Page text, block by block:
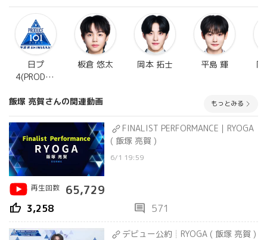
日プ
4(PRODUC
JAPAN 新
世界)
板倉 悠太 岡本 拓士 平島 輝 岡
飯塚 亮賀さんの関連動画 もっとみる
FINALIST PERFORMANCE｜RYOGA
( 飯塚 亮賀 )
6/1 19:59
再生回数 65,729
thumb_up 3,258 comment 571
デビュー公約┊RYOGA ( 飯塚 亮賀 )